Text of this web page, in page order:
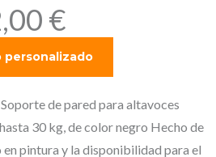
€E
l
p
r
e
c
de pared para altavoces
30 kg, de color negro Hecho de
pintura y la disponibilidad para el